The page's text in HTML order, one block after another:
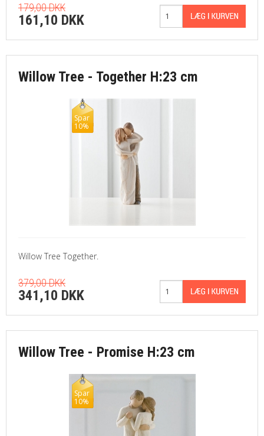
179,00 DKK
161,10 DKK
Willow Tree - Together H:23 cm
Spar
10%
Willow Tree Together.
379,00 DKK
341,10 DKK
Willow Tree - Promise H:23 cm
Spar
10%